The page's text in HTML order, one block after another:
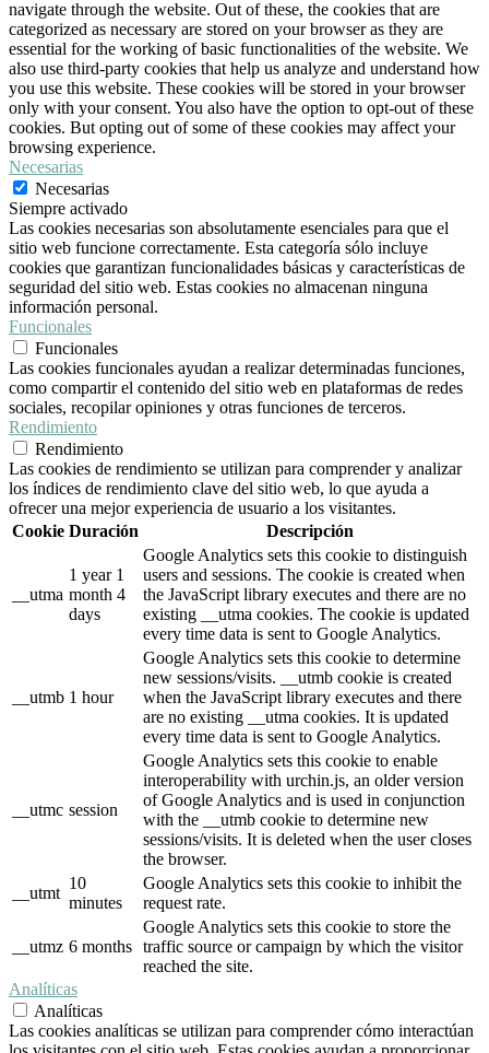
navigate through the website. Out of these, the cookies that are
categorized as necessary are stored on your browser as they are
essential for the working of basic functionalities of the website. We
also use third-party cookies that help us analyze and understand how
you use this website. These cookies will be stored in your browser
only with your consent. You also have the option to opt-out of these
cookies. But opting out of some of these cookies may affect your
browsing experience.
Necesarias
Necesarias
Siempre activado
Las cookies necesarias son absolutamente esenciales para que el
sitio web funcione correctamente. Esta categoría sólo incluye
cookies que garantizan funcionalidades básicas y características de
seguridad del sitio web. Estas cookies no almacenan ninguna
información personal.
Funcionales
Funcionales
Las cookies funcionales ayudan a realizar determinadas funciones,
como compartir el contenido del sitio web en plataformas de redes
sociales, recopilar opiniones y otras funciones de terceros.
Rendimiento
Rendimiento
Las cookies de rendimiento se utilizan para comprender y analizar
los índices de rendimiento clave del sitio web, lo que ayuda a
ofrecer una mejor experiencia de usuario a los visitantes.
Cookie Duración Descripción
__utma
1 year 1
month 4
days
Google Analytics sets this cookie to distinguish
users and sessions. The cookie is created when
the JavaScript library executes and there are no
existing __utma cookies. The cookie is updated
every time data is sent to Google Analytics.
__utmb 1 hour
Google Analytics sets this cookie to determine
new sessions/visits. __utmb cookie is created
when the JavaScript library executes and there
are no existing __utma cookies. It is updated
every time data is sent to Google Analytics.
__utmc session
Google Analytics sets this cookie to enable
interoperability with urchin.js, an older version
of Google Analytics and is used in conjunction
with the __utmb cookie to determine new
sessions/visits. It is deleted when the user closes
the browser.
__utmt
10
minutes
Google Analytics sets this cookie to inhibit the
request rate.
__utmz 6 months
Google Analytics sets this cookie to store the
traffic source or campaign by which the visitor
reached the site.
Analíticas
Analíticas
Las cookies analíticas se utilizan para comprender cómo interactúan